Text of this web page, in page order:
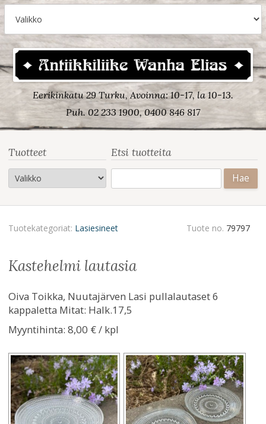
Eerikinkatu 29 Turku, Avoinna: 10-17, la 10-13.
Puh. 02 233 1900, 0400 846 817
Tuotteet Etsi tuotteita
Tuotekategoriat: Lasiesineet Tuote no. 79797
kastehelmi lautasia
Oiva Toikka, Nuutajärven Lasi pullalautaset 6
kappaletta Mitat: Halk.17,5
Myyntihinta: 8,00 € / kpl